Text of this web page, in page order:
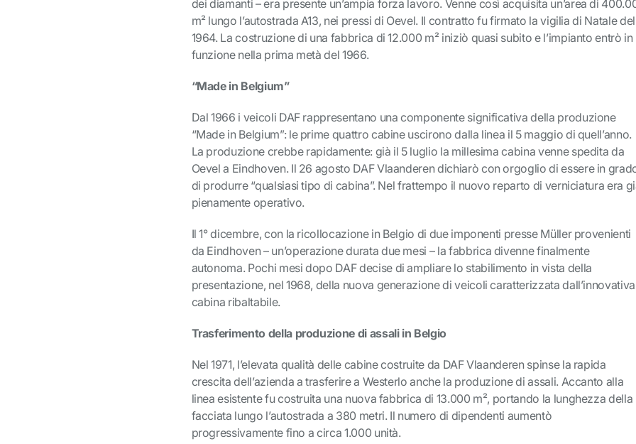
dei diamanti – era presente un’ampia forza lavoro. Venne così acquisita un’area di
m² lungo l’autostrada A13, nei pressi di Oevel. Il contratto fu firmato la vigilia di Natale del
1964. La costruzione di una fabbrica di 12.000 m² iniziò quasi subito e l’impianto entrò in
funzione nella prima metà del 1966.
“Made in Belgium”
Dal 1966 i veicoli DAF rappresentano una componente significativa della produzione
“Made in Belgium”: le prime quattro cabine uscirono dalla linea il 5 maggio di quell’anno.
La produzione crebbe rapidamente: già il 5 luglio la millesima cabina venne spedita da
Oevel a Eindhoven. Il 26 agosto DAF Vlaanderen dichiarò con orgoglio di essere in
di produrre “qualsiasi tipo di cabina”. Nel frattempo il nuovo reparto di verniciatura era
pienamente operativo.
Il 1° dicembre, con la ricollocazione in Belgio di due imponenti presse Müller provenienti
da Eindhoven – un’operazione durata due mesi – la fabbrica divenne finalmente
autonoma. Pochi mesi dopo DAF decise di ampliare lo stabilimento in vista della
presentazione, nel 1968, della nuova generazione di veicoli caratterizzata dall’innovativa
cabina ribaltabile.
Trasferimento della produzione di assali in Belgio
Nel 1971, l’elevata qualità delle cabine costruite da DAF Vlaanderen spinse la rapida
crescita dell’azienda a trasferire a Westerlo anche la produzione di assali. Accanto alla
linea esistente fu costruita una nuova fabbrica di 13.000 m², portando la lunghezza della
facciata lungo l’autostrada a 380 metri. Il numero di dipendenti aumentò
progressivamente fino a circa 1.000 unità.